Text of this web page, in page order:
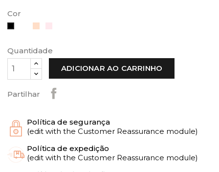
Cor
Preto
Quantidade
ADICIONAR AO CARRINHO
Partilhar
Política de segurança
(edit with the Customer Reassurance module)
Política de expedição
(edit with the Customer Reassurance module)